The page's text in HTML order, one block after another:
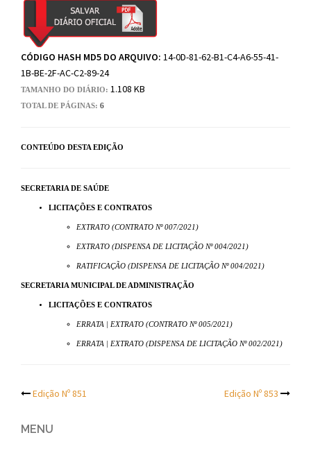
CÓDIGO HASH MD5 DO ARQUIVO: 14-0D-81-62-B1-C4-A6-55-41-
1B-BE-2F-AC-C2-89-24
TAMANHO DO DIÁRIO: 1.108 KB
TOTAL DE PÁGINAS: 6
CONTEÚDO DESTA EDIÇÃO
SECRETARIA DE SAÚDE
LICITAÇÕES E CONTRATOS
EXTRATO (CONTRATO Nº 007/2021)
EXTRATO (DISPENSA DE LICITAÇÃO Nº 004/2021)
RATIFICAÇÃO (DISPENSA DE LICITAÇÃO Nº 004/2021)
SECRETARIA MUNICIPAL DE ADMINISTRAÇÃO
LICITAÇÕES E CONTRATOS
ERRATA | EXTRATO (CONTRATO Nº 005/2021)
ERRATA | EXTRATO (DISPENSA DE LICITAÇÃO Nº 002/2021)
Post
navigation
Edição Nº 851 Edição Nº 853
MENU